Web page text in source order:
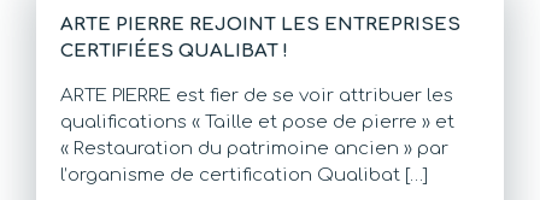
ARTE PIERRE REJOINT LES ENTREPRISES
CERTIFIÉES QUALIBAT !
ARTE PIERRE est fier de se voir attribuer les
qualifications « Taille et pose de pierre » et
« Restauration du patrimoine ancien » par
l’organisme de certification Qualibat […]